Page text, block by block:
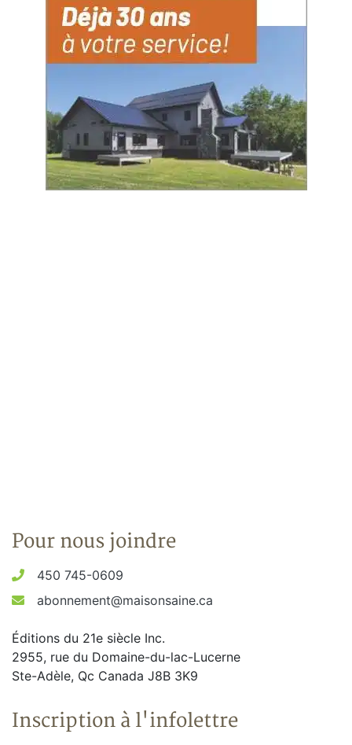
Pour nous joindre
450 745-0609
abonnement@maisonsaine.ca
Éditions du 21e siècle Inc.
2955, rue du Domaine-du-lac-Lucerne
Ste-Adèle, Qc Canada J8B 3K9
Inscription à l'infolettre